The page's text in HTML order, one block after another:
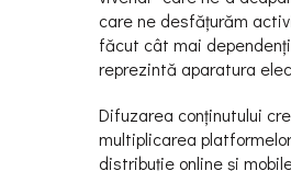
care ne desfăţurăm
făcut cât mai
reprezintă aparatura
Difuzarea conţinutului
multiplicarea
distribuţie online și